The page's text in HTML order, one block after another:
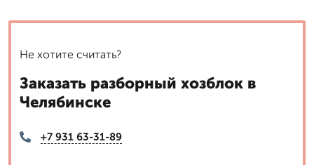
Не хотите считать?
Заказать разборный хозблок в
Челябинске
+7 931 63-31-89